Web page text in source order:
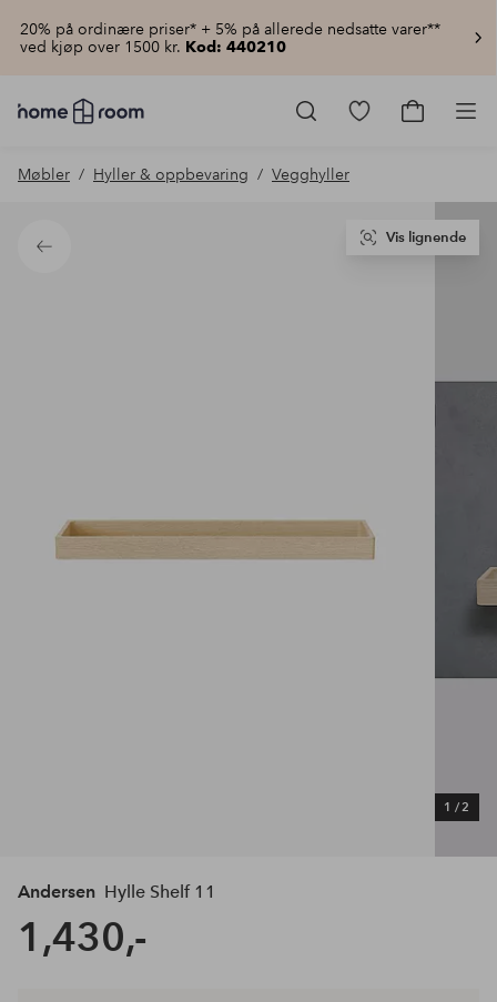
20% på ordinære priser* + 5% på allerede nedsatte varer**
ved kjøp over 1500 kr. Kod: 440210
Homeroom
–
hjemmet
pris
Gå
Gå
Møbler Hyller & oppbevaring Vegghyller
Tilbake
1 /2
Vis lignende
Andersen Hylle Shelf 11
1,430,-